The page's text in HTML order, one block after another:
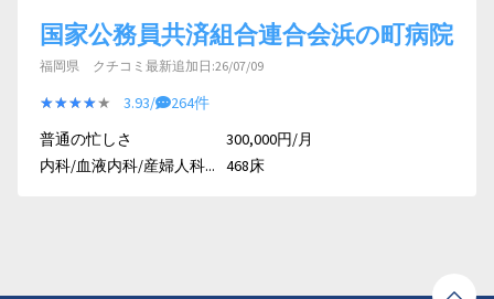
国家公務員共済組合連合会浜の町病院
福岡県 クチコミ最新追加日:26/07/09
★★★★★
★★★★★ 3.93/
264件
普通の忙しさ
内科/血液内科/産婦人科...
300,000円/月
468床